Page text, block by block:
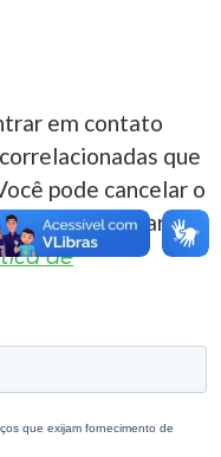
em contato
que
pode cancelar o
momento. Para
de